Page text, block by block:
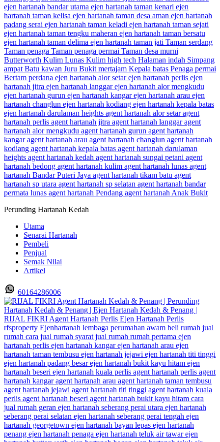
Perunding Hartanah Kedah
Utama
Senarai Hartanah
Pembeli
Penjual
Semak Nilai
Artikel
60164286006